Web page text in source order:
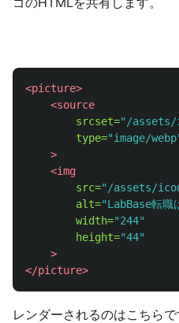
<picture>
<source
srcset="/assets/
type="image/
>
<img
src="/assets/
alt="LabBase転職
width="244"
height="44"
>
</picture>
レンダーされるのはこちらで